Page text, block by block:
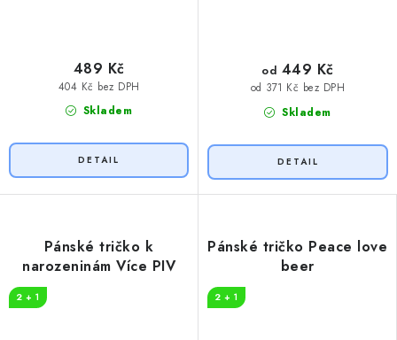
Skladem
404 Kč bez DPH
489 Kč
Skladem
od 371 Kč bez DPH
od 449 Kč
Pánské tričko k
narozeninám Více PIV
2 + 1
Pánské tričko Peace love
beer
2 + 1